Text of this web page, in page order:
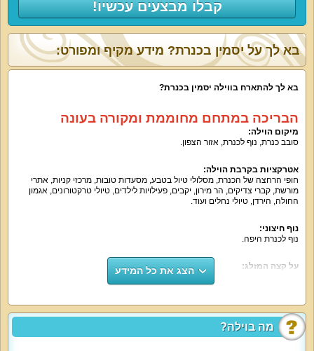
קבלו מבצעים עכשיו!
מה בוילה?
בא לך על יסמין בכנרת? מידע מקיף ומפורט:
בא לך להתארח בווילה יסמין בכנרת?
הבריכה במתחם מחוממת ומקורה בעונה
מיקום הוילה:
סובב כנרת, נוף לכנרת, אזור הצפון.
אטרקציות בקרבת הוילה:
חופי הרחצה של הכנרת, מסלולי טיול בטבע, מסעדות טובות, מרכזי קניות, אתרי
מורשת, קברי צדיקים, הר מירון, יקבים, פעילויות לילדים, טיולי טרקטורונים, אגמון
החולה, הירדן, טיולי נחלים ועוד.
נוף חיצוני:
נוף לכנרת היפה.
על קצה המזלג:
וילת נופש מפנקת לאירוח מפנק עם כל הדרוש לחופשה המושלמת. הווילה מושכרת
עם 5 חדרי שינה זוגיים, 2 סוויטות, 5 חדרי רחצה, עוד שירותים, סלון מעוצב ונוח,
ועוד.
מה הוילה כוללת:
הצג את כל המידע